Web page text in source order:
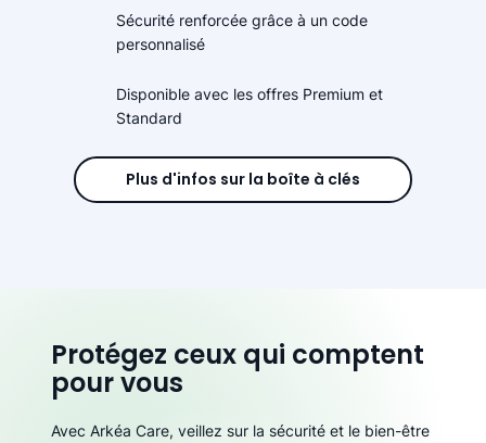
Sécurité renforcée grâce à un code
personnalisé
Disponible avec les offres Premium et
Standard
Plus d'infos sur la boîte à clés
Protégez ceux qui comptent
pour vous
Avec Arkéa Care, veillez sur la sécurité et le bien-être